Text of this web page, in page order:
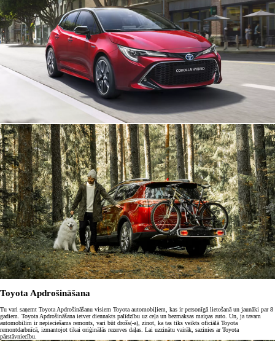
Toyota Apdrošināšana
Tu vari saņemt Toyota Apdrošināšanu visiem Toyota automobiļiem, kas ir personīgā lietošanā un jaunāki par 8
gadiem. Toyota Apdrošināšana ietver diennakts palīdzību uz ceļa un bezmaksas maiņas auto. Un, ja tavam
automobilim ir nepieciešams remonts, vari būt drošs(-a), zinot, ka tas tiks veikts oficiālā Toyota
remontdarbnīcā, izmantojot tikai oriģinālās rezerves daļas. Lai uzzinātu vairāk, sazinies ar Toyota
pārstāvniecību.